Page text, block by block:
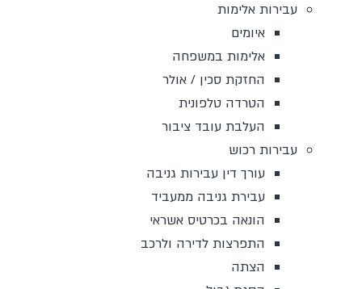
עבירות אלימות
איומים
אלימות במשפחה
החזקת סכין / אולר
הטרדה טלפונית
העלבת עובד ציבור
עבירות רכוש
עורך דין עבירות גניבה
עבירת גניבה ממעביד
הונאה בכרטיס אשראי
התפרצות לדירה ולרכב
הצתה